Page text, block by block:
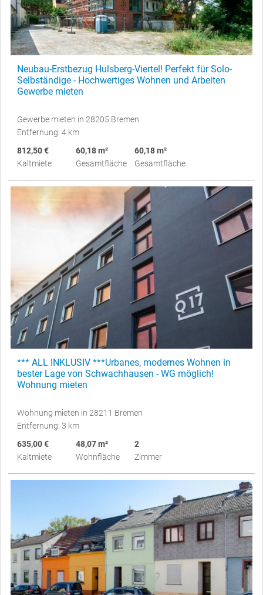
Neubau-Erstbezug Hulsberg-Viertel! Perfekt für Solo-
Selbständige - Hochwertiges Wohnen und Arbeiten
Gewerbe mieten
Gewerbe mieten in 28205 Bremen
Entfernung: 4 km
812,50 €
Kaltmiete
60,18 m²
Gesamtfläche
60,18 m²
Gesamtfläche
*** ALL INKLUSIV ***Urbanes, modernes Wohnen in
bester Lage von Schwachhausen - WG möglich!
Wohnung mieten
Wohnung mieten in 28211 Bremen
Entfernung: 3 km
635,00 €
Kaltmiete
48,07 m²
Wohnfläche
2
Zimmer